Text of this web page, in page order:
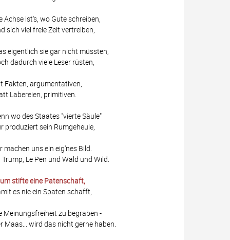
Achse ist's, wo Gute schreiben,
sich viel freie Zeit vertreiben,
eigentlich sie gar nicht müssten,
dadurch viele Leser rüsten,
Fakten, argumentativen,
Labereien, primitiven.
wo des Staates "vierte Säule"
produziert sein Rumgeheule,
machen uns ein eig'nes Bild.
Trump, Le Pen und Wald und Wild.
stifte eine Patenschaft,
es nie ein Spaten schafft,
Meinungsfreiheit zu begraben -
Maas... wird das nicht gerne haben.